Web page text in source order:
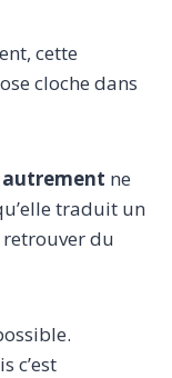
cette
cloche dans
ne
traduit un
du
c’est